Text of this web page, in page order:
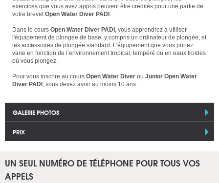
exercices que vous avez appris peuvent être crédités pour une partie de
votre brevetOpen Water Diver PADI .
Dans le cours Open Water Diver PADI , vous apprendrez à utiliser
l'équipement de plongée de base, y compris un ordinateur de plongée, et
les accessoires de plongée standard. L’équipement que vous portez
varie en fonction de l’environnement tropical, tempéré ou en eaux froides
où vous plongez.
Pour vous inscrire au cours Open Water Diver ou Junior Open Water
Diver PADI , vous devez avoir au moins 10 ans.
GALERIE PHOTOS
PRIX
UN SEUL NUMÉRO DE TÉLÉPHONE POUR TOUS VOS
APPELS